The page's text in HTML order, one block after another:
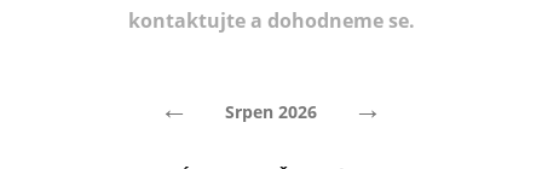
kontaktujte a dohodneme se.
← Srpen 2026 →